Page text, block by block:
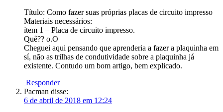
Título: Como fazer suas próprias placas de circuito impresso
Materiais necessários:
ítem 1 – Placa de circuito impresso.
Quê?? o.O
Cheguei aqui pensando que aprenderia a fazer a plaquinha em
sí, não as trilhas de condutividade sobre a plaquinha já
existente. Contudo um bom artigo, bem explicado.
Responder
Pacman disse:
6 de abril de 2018 em 12:24